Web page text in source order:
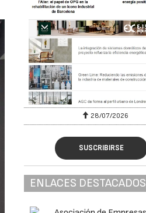
28/07/2026
SUSCRIBIRSE
ENLACES DESTACADOS